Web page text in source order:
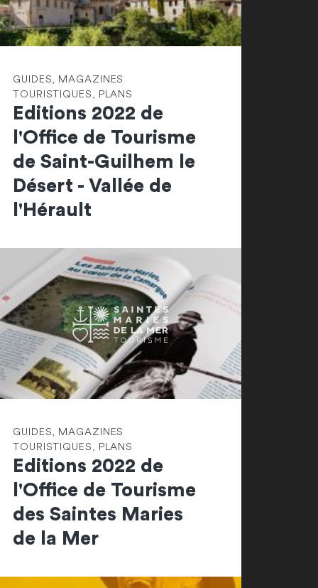
GUIDES, MAGAZINES
TOURISTIQUES, PLANS
Editions 2022 de
l'Office de Tourisme
de Saint-Guilhem le
Désert - Vallée de
l'Hérault
GUIDES, MAGAZINES
TOURISTIQUES, PLANS
Editions 2022 de
l'Office de Tourisme
des Saintes Maries
de la Mer